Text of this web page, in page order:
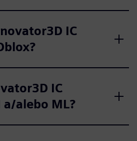
IC
IC
alebo ML?